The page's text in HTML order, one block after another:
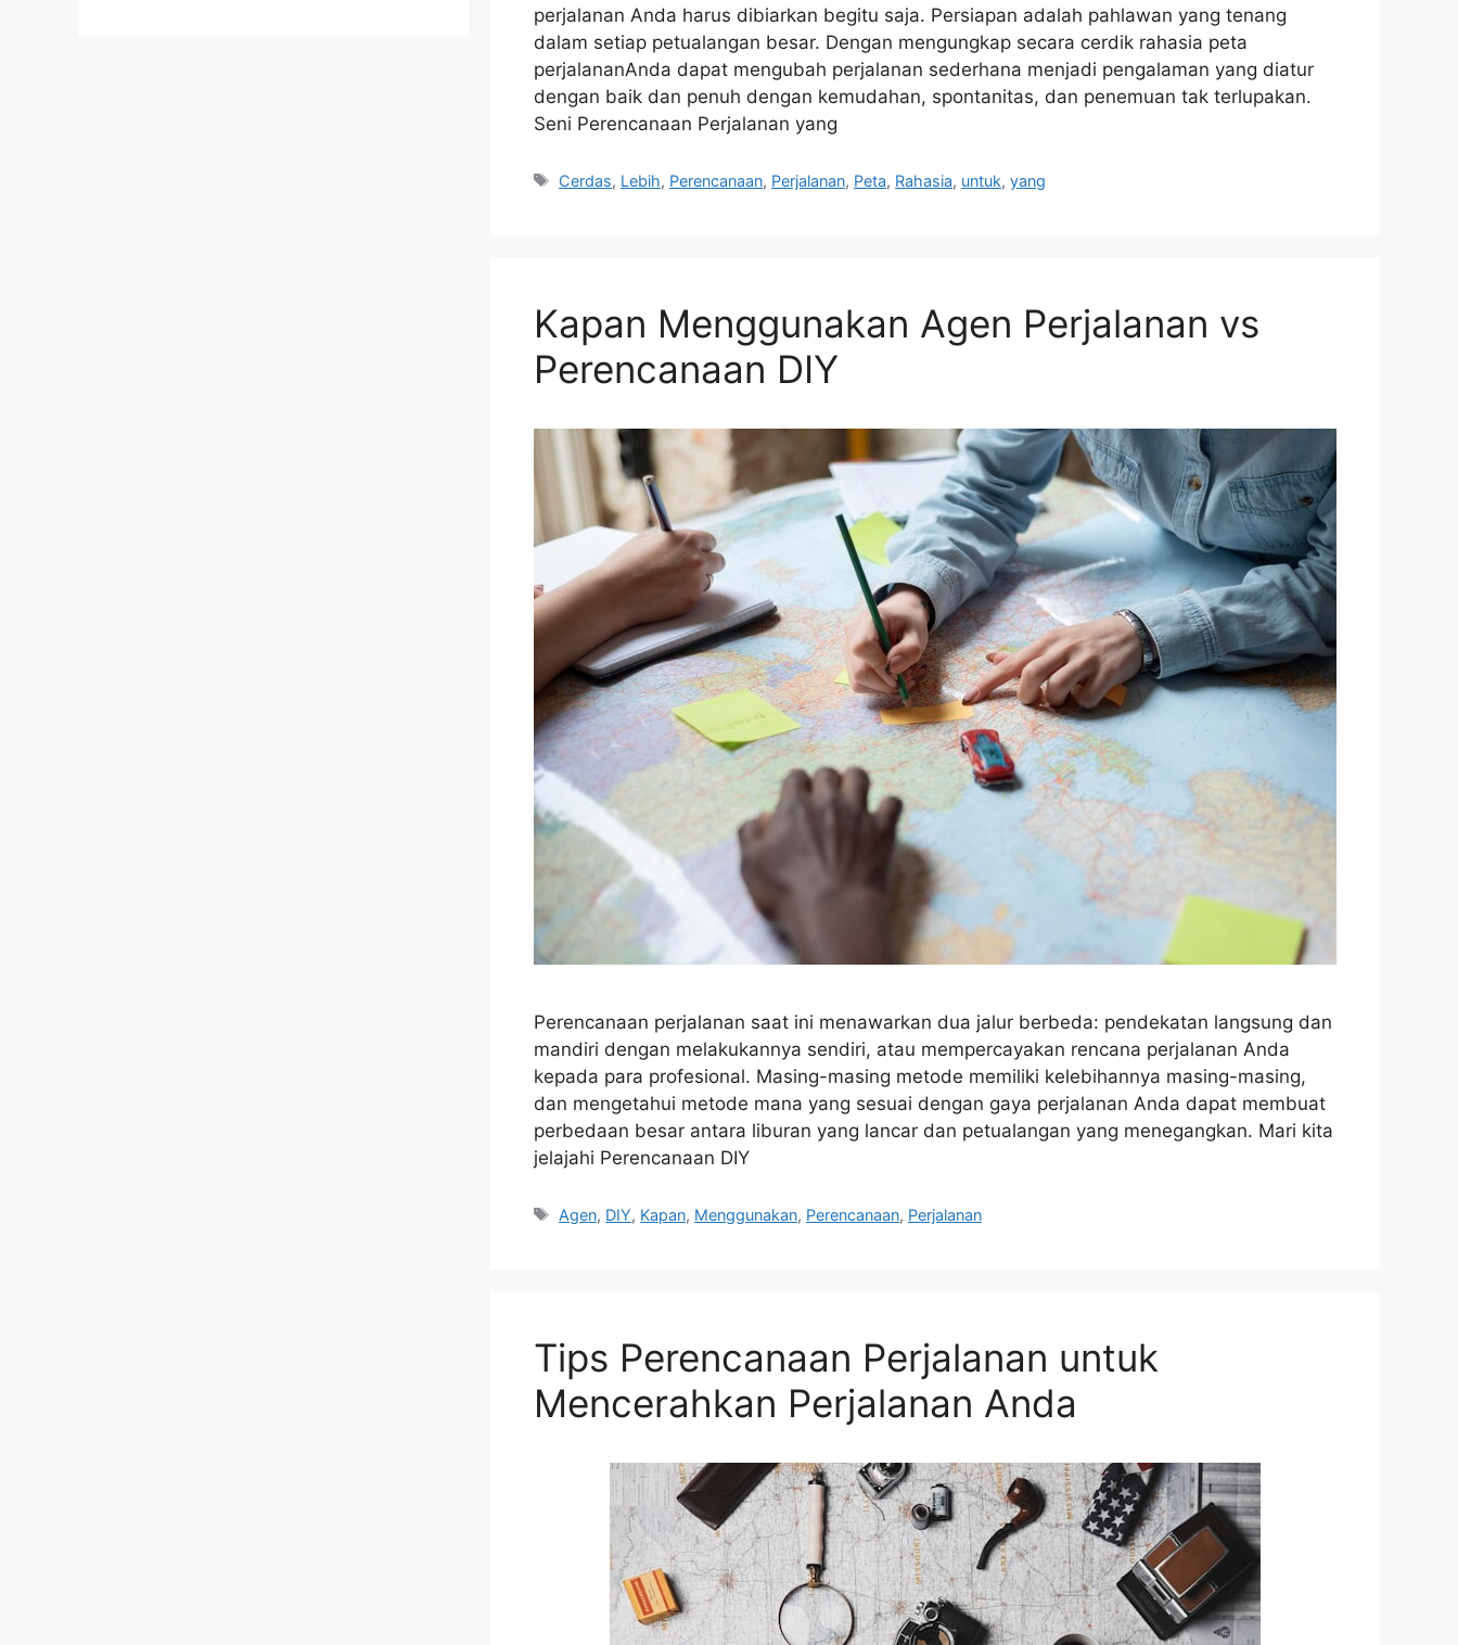
perjalanan Anda harus dibiarkan begitu saja. Persiapan adalah pahlawan yang tenang
dalam setiap petualangan besar. Dengan mengungkap secara cerdik rahasia peta
perjalananAnda dapat mengubah perjalanan sederhana menjadi pengalaman yang diatur
dengan baik dan penuh dengan kemudahan, spontanitas, dan penemuan tak terlupakan.
Seni Perencanaan Perjalanan yang
Tags
Cerdas, Lebih, Perencanaan, Perjalanan, Peta, Rahasia, untuk,yang
Kapan Menggunakan Agen Perjalanan vs
Perencanaan DIY
Perencanaan perjalanan saat ini menawarkan dua jalur berbeda: pendekatan langsung dan
mandiri dengan melakukannya sendiri, atau mempercayakan rencana perjalanan Anda
kepada para profesional. Masing-masing metode memiliki kelebihannya masing-masing,
dan mengetahui metode mana yang sesuai dengan gaya perjalanan Anda dapat membuat
perbedaan besar antara liburan yang lancar dan petualangan yang menegangkan. Mari kita
jelajahi Perencanaan DIY
Tags
Agen, DIY, Kapan, Menggunakan, Perencanaan, Perjalanan
Tips Perencanaan Perjalanan untuk
Mencerahkan Perjalanan Anda